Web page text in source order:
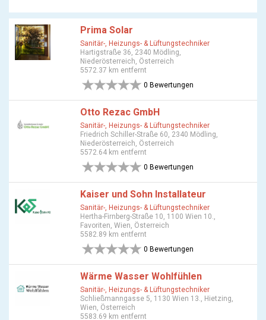
Prima Solar
Sanitär-, Heizungs- & Lüftungstechniker
Hartigstraße 36, 2340 Mödling,
Niederösterreich, Österreich
5572.37 km entfernt
0 Bewertungen
Otto Rezac GmbH
Sanitär-, Heizungs- & Lüftungstechniker
Friedrich Schiller-Straße 60, 2340 Mödling,
Niederösterreich, Österreich
5572.64 km entfernt
0 Bewertungen
Kaiser und Sohn Installateur
Sanitär-, Heizungs- & Lüftungstechniker
Hertha-Firnberg-Straße 10, 1100 Wien 10.,
Favoriten, Wien, Österreich
5582.89 km entfernt
0 Bewertungen
Wärme Wasser Wohlfühlen
Sanitär-, Heizungs- & Lüftungstechniker
Schließmanngasse 5, 1130 Wien 13., Hietzing,
Wien, Österreich
5583.69 km entfernt